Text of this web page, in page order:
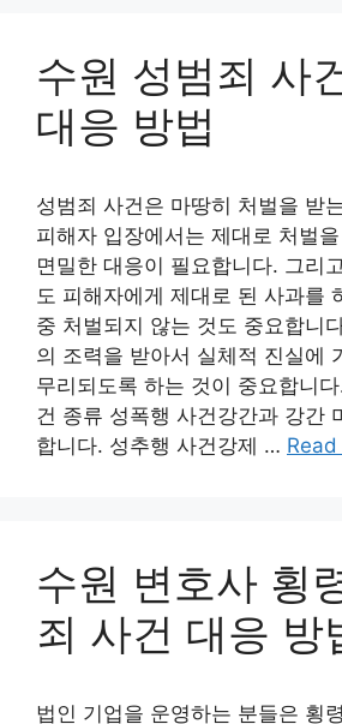
수원 성범죄 사
대응 방법
성범죄 사건은 마땅히 처벌을 받
피해자 입장에서는 제대로 처벌
면밀한 대응이 필요합니다. 그리
도 피해자에게 제대로 된 사과를
중 처벌되지 않는 것도 중요합니
의 조력을 받아서 실체적 진실에
무리되도록 하는 것이 중요합니
건 종류 성폭행 사건강간과 강간
합니다. 성추행 사건강제 …
수원 변호사 횡
죄 사건 대응 방
법인 기업을 운영하는 분들은 횡